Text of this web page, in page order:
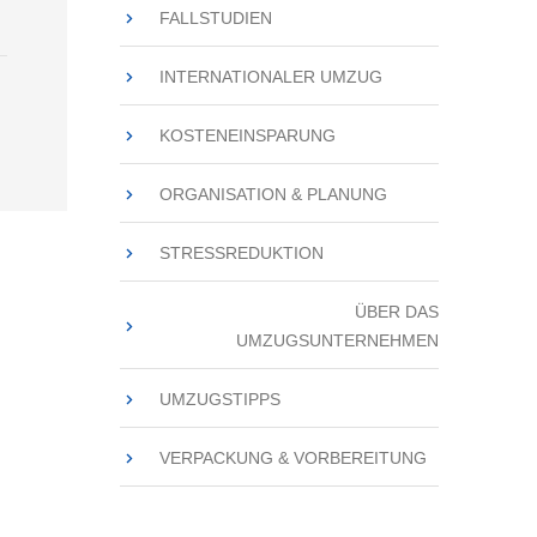
FALLSTUDIEN
INTERNATIONALER UMZUG
KOSTENEINSPARUNG
ORGANISATION & PLANUNG
STRESSREDUKTION
ÜBER DAS
UMZUGSUNTERNEHMEN
UMZUGSTIPPS
VERPACKUNG & VORBEREITUNG